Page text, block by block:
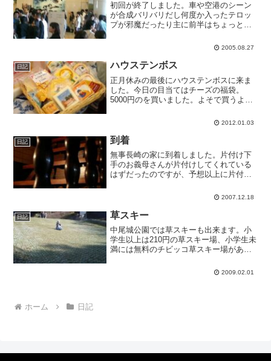
初回が終了しました。車や空港のシーン
が合成バリバリだし何度か入ったテロッ
プが邪魔だったり主に前半はちょっとガ
た。泣く映画を繰り返し見るのはつらい
2005.08.27
日記 ハウステンボス
正月休みの最後にハウステンボスに来ま
した。今日の目当てはチーズの福袋。
5000円のを買いました。よそで買うより
2012.01.03
日記 到着
無事長崎の家に到着しました。片付け下
手のお義母さんが片付けしてくれている
はずだったのですが、予想以上に片付い
さんが来るまでに片付けせねば。…また
をオープンにするのを忘れ...
2007.12.18
日記 草スキー
中尾城公園では草スキーも出来ます。小
学生以上は210円の草スキー場、小学生未
満には無料のチビッコ草スキー場があり
2009.02.01
ホーム 日記